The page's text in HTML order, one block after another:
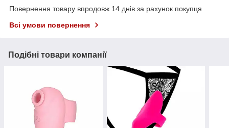
Повернення товару впродовж 14 днів за рахунок покупця
Всі умови повернення
Подібні товари компанії